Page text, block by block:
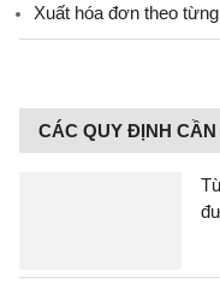
Xuất hóa đơn theo
CÁC QUY ĐỊNH